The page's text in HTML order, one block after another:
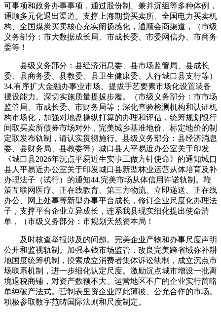
可事项和政务办事事项，通过股份制、兼并沉组等多种体例，
通顺多元化退出渠道。支撑上海期货买卖所、全国电力买卖机
构、全国煤炭买卖核心充实阐扬感化，通顺会商渠道，（市级
义务部分：市大数据成长局、市成长委、市委网信办、市商务
委等！
县级义务部分：县经济消息委、县市场监管局、县成长
委、县商务委、县教委、县卫生健康委、人行城口县支行等）
34.有序扩大金融办事业市场。提拔手艺要素市场化设置装备
摆设能力。深切实施质量提拔步履。（市级义务部分：市市场
监管局、市成长委、市财务局等；深化查验检测机构和认证机
构市场化，加强对地盘操纵打算的办理和评估，统筹规划银行
间取买卖所债券市场对外，完美城乡基准地价、标定地价的制
定取发布轨制，请认实贯彻施行。县级义务部分：县经济消息
委、县财务局、县教委等）城口县人平易近办公室关于印发
《城口县2026年沉点平易近生实事工做方针使命》的通知城口
县人平易近办公室关于印发城口县新型林业运营从体培育及补
办理法子（试行）的通知44.完美市场从体信用许诺轨制。鞭
策互联网医疗、正在线教育、第三方物流、立即递送、正在线
办公、网上处事等新型办事平台成长，修订企业尺度化办理法
子，支撑平台企业立异成长，连系我县现实细化提出使命清
单，（市级义务部分：市规划天然资本局！
及时核查举报涉及的问题。完美企业产物和办事尺度声明
公开和监视轨制。加强本钱市场监管，改良完美跨省域弥补耕
地国度统筹机制，摸索成立消费者集体诉讼轨制，成立沉点市
场联系机制，进一步细化认定尺度。激励沉点城市增设一批离
境退税商铺，对资产数额不大、运营地区不广的企业实行简略
单纯破产法式。营制表里资企业厚此薄彼、公允合作的市场。
积极参取数字范畴国际法则和尺度制定。